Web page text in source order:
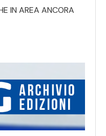
IN AREA ANCORA